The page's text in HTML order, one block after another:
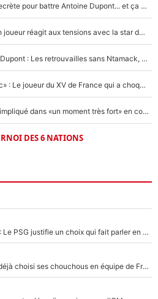
Un joueur dévoile la méthode secrète pour battre Antoine Dupont... et ça marche !
Clash avec Antoine Dupont : Un joueur réagit aux tensions avec la star du XV de France !
Matthieu Jalibert avec Antoine Dupont : Les retrouvailles sans Ntamack, «il y a eu des discussions»
«Il est complètement fou ce mec» : Le joueur du XV de France qui a choqué Matthieu Jalibert !
XV de France : Antoine Dupont impliqué dans «un moment très fort» en coulisses
DES 6 NATIONS
Lucas Chevalier laissé de côté : Le PSG justifie un choix qui fait parler en plein mercato
Olise, Doué, Cherki… Zidane a déjà choisi ses chouchous en équipe de France ? L’IA annonce des surprises sans Kylian Mbappé !